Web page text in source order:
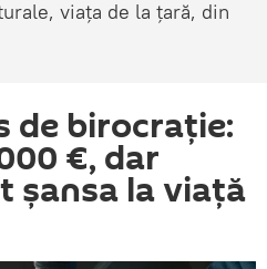
viața de la țară, din
de birocraţie:
€, dar
şansa la viaţă